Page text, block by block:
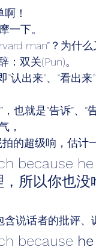
啊！
一下。
man”？为什么
：双关(Pun)。
”认出来”、”看出
也就是”告诉”、
，
的超级响，估计
because
所以你也
说话者的批评、
because